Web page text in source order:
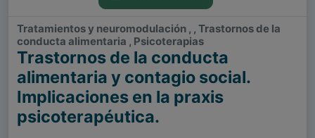
Tratamientos y neuromodulación , , Trastornos de la
conducta alimentaria , Psicoterapias
Trastornos de la conducta
alimentaria y contagio social.
Implicaciones en la praxis
psicoterapéutica.